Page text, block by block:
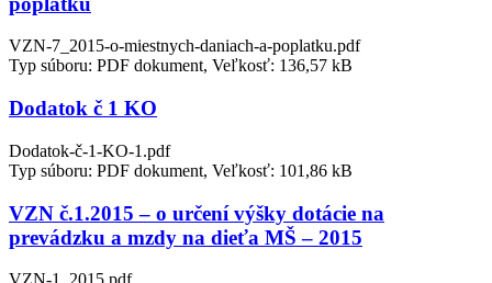
VZN-7_2015-o-miestnych-daniach-a-poplatku.pdf
Typ súboru: PDF dokument, Veľkosť: 136,57 kB
Dodatok č 1 KO
Dodatok-č-1-KO-1.pdf
Typ súboru: PDF dokument, Veľkosť: 101,86 kB
VZN č.1.2015 – o určení výšky dotácie na
prevádzku a mzdy na dieťa MŠ – 2015